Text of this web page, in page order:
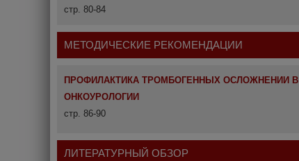
стр. 80-84
МЕТОДИЧЕСКИЕ РЕКОМЕНДАЦИИ
ПРОФИЛАКТИКА ТРОМБОГЕННЫХ ОСЛОЖНЕНИИ В
ОНКОУРОЛОГИИ
стр. 86-90
ЛИТЕРАТУРНЫЙ ОБЗОР